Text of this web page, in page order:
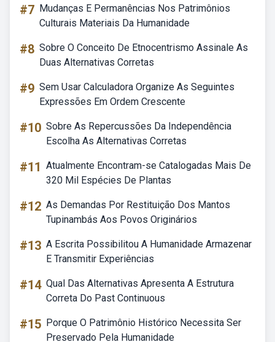
#7 Mudanças E Permanências Nos Patrimônios
Culturais Materiais Da Humanidade
#8 Sobre O Conceito De Etnocentrismo Assinale As
Duas Alternativas Corretas
#9 Sem Usar Calculadora Organize As Seguintes
Expressões Em Ordem Crescente
#10 Sobre As Repercussões Da Independência
Escolha As Alternativas Corretas
#11 Atualmente Encontram-se Catalogadas Mais De
320 Mil Espécies De Plantas
#12 As Demandas Por Restituição Dos Mantos
Tupinambás Aos Povos Originários
#13 A Escrita Possibilitou A Humanidade Armazenar
E Transmitir Experiências
#14 Qual Das Alternativas Apresenta A Estrutura
Correta Do Past Continuous
#15 Porque O Patrimônio Histórico Necessita Ser
Preservado Pela Humanidade